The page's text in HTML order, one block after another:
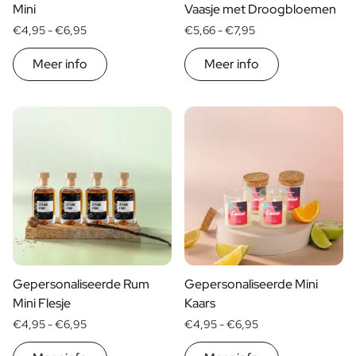
Pakket met Kaars & Geurstokjes
Gepersonaliseerd Verwenpakket
Thee & Honing Pakket
Kruiden & Saus Pakket
Verjaardagscadeau
Fotocadeau
Liefdes Cadeau
Feest Cadeau
Housewarming Cadeau
Jubileum Cadeau
Afscheidscadeau
Communie Bedankje
Black Friday Cadeau
Mini
€4,95 -€6,95
Meer info
Vaasje met Droogbloemen
€5,66 -€7,95
Meer info
Gepersonaliseerde Rum
Mini Flesje
€4,95 -€6,95
Gepersonaliseerde Mini
Kaars
€4,95 -€6,95